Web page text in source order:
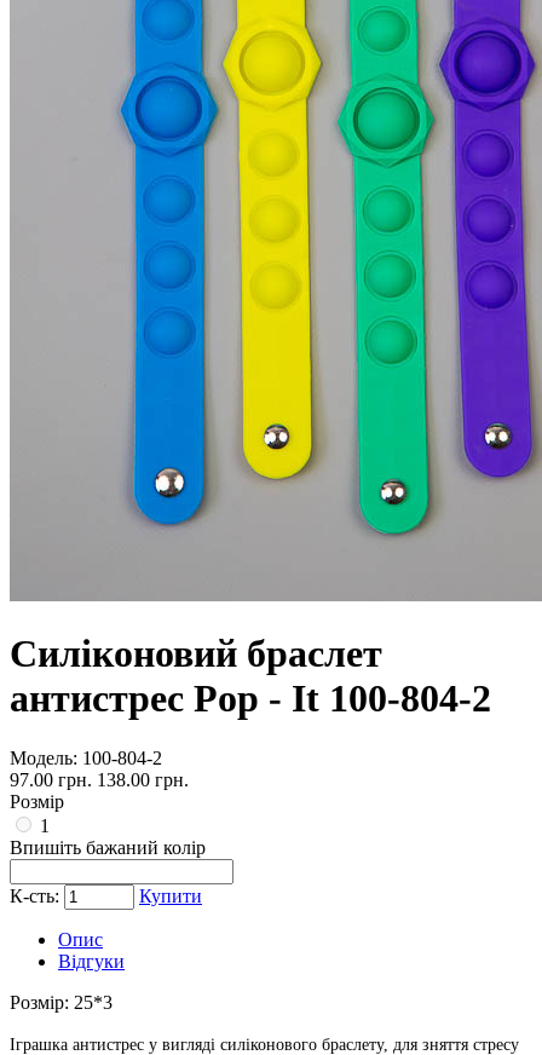
Силіконовий браслет
антистрес Pop - It 100-804-2
Модель: 100-804-2
97.00 грн. 138.00 грн.
Розмір
1
Впишіть бажаний колір
К-сть: Купити
Опис
Відгуки
Розмір: 25*3
Іграшка антистрес у вигляді силіконового браслету, для зняття стресу